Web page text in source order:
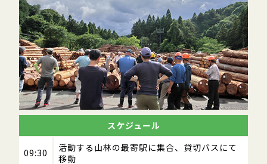
スケジュール
09:30
活動する山林の最寄駅に集合、貸切バスにて
移動